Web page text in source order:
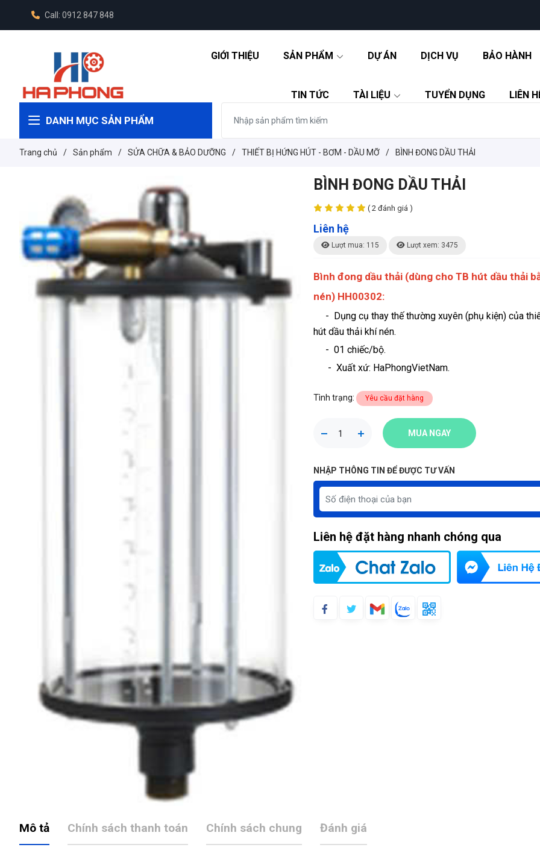
Call: 0912 847 848
GIỚI THIỆU SẢN PHẨM DỰ ÁN DỊCH VỤ BẢO HÀNH
TIN TỨC TÀI LIỆU TUYỂN DỤNG LIÊN
DANH MỤC SẢN PHẨM
Trang chủ / Sản phẩm / SỬA CHỮA & BẢO DƯỠNG / THIẾT BỊ HỨNG HÚT - BƠM - DẦU MỠ / BÌNH ĐONG DẦU THẢI
BÌNH ĐONG DẦU THẢI
( 2 đánh giá )
Liên hệ
Lượt mua: 115 Lượt xem: 3475
Bình đong dầu thải (dùng cho TB hút dầu thải
nén) HH00302:
- Dụng cụ thay thế thường xuyên (phụ kiện) của
hút dầu thải khí nén.
- 01 chiếc/bộ.
- Xuất xứ: HaPhongVietNam.
Tình trạng: Yêu cầu đặt hàng
MUA NGAY
NHẬP THÔNG TIN ĐỂ ĐƯỢC TƯ VẤN
Liên hệ đặt hàng nhanh chóng qua
Mô tả Chính sách thanh toán Chính sách chung Đánh giá